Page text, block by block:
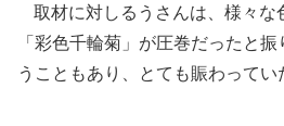
取材に対しるうさんは、様々な
「彩色千輪菊」が圧巻だったと
うこともあり、とても賑わってい